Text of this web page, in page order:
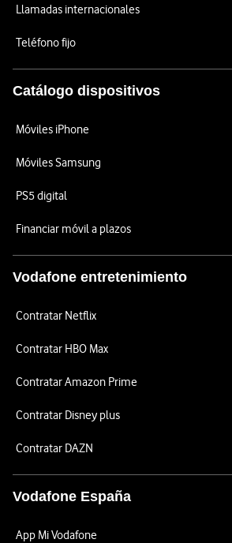
Llamadas internacionales
Teléfono fijo
Catálogo dispositivos
Móviles iPhone
Móviles Samsung
PS5 digital
Financiar móvil a plazos
Vodafone entretenimiento
Contratar Netflix
Contratar HBO Max
Contratar Amazon Prime
Contratar Disney plus
Contratar DAZN
Vodafone España
App Mi Vodafone